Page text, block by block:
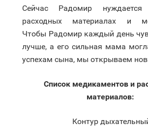
Сейчас Радомир нуждается
расходных материалах и
Чтобы Радомир каждый день
лучше, а его сильная мама
успехам сына, мы открываем
Список медикаментов и
материалов:
Контур